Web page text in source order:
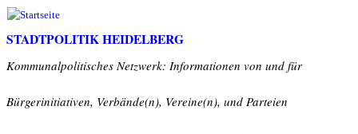
Direkt zum Inhalt
STADTPOLITIK HEIDELBERG
Kommunalpolitisches Netzwerk: Informationen von und für
Bürgerinitiativen, Verbände(n), Vereine(n), und Parteien